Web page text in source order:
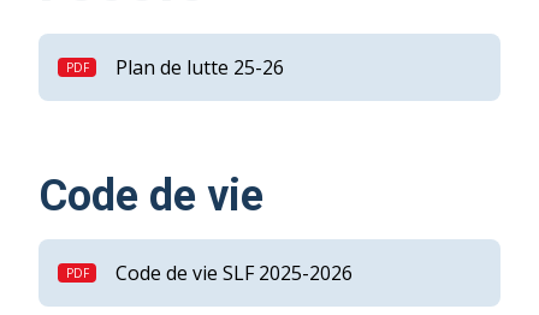
Plan de lutte 25-26
Code de vie
Code de vie SLF 2025-2026